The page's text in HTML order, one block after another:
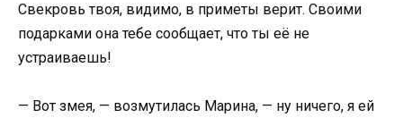
Свекровь твоя, видимо, в приметы верит. Своими
подарками она тебе сообщает, что ты её не
устраиваешь!
— Вот змея, — возмутилась Марина, — ну ничего, я ей